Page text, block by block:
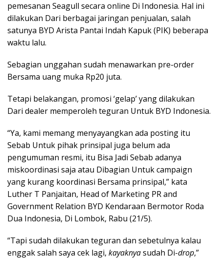
pemesanan Seagull secara online Di Indonesia. Hal ini
dilakukan Dari berbagai jaringan penjualan, salah
satunya BYD Arista Pantai Indah Kapuk (PIK) beberapa
waktu lalu.
Sebagian unggahan sudah menawarkan pre-order
Bersama uang muka Rp20 juta.
Tetapi belakangan, promosi ‘gelap’ yang dilakukan
Dari dealer memperoleh teguran Untuk BYD Indonesia.
“Ya, kami memang menyayangkan ada posting itu
Sebab Untuk pihak prinsipal juga belum ada
pengumuman resmi, itu Bisa Jadi Sebab adanya
miskoordinasi saja atau Dibagian Untuk campaign
yang kurang koordinasi Bersama prinsipal,” kata
Luther T Panjaitan, Head of Marketing PR and
Government Relation BYD Kendaraan Bermotor Roda
Dua Indonesia, Di Lombok, Rabu (21/5).
“Tapi sudah dilakukan teguran dan sebetulnya kalau
enggak salah saya cek lagi, kayaknyasudah Di-drop,”